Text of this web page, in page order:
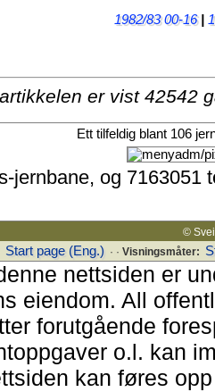
1982/83 00-16|
er vist 42542
Ett tilfeldig blant 106
jernbane, og
©
Start page (Eng.) · · Visningsmåter:
nettsiden er
eiendom. All
forutgående
o.l. kan
kan føres